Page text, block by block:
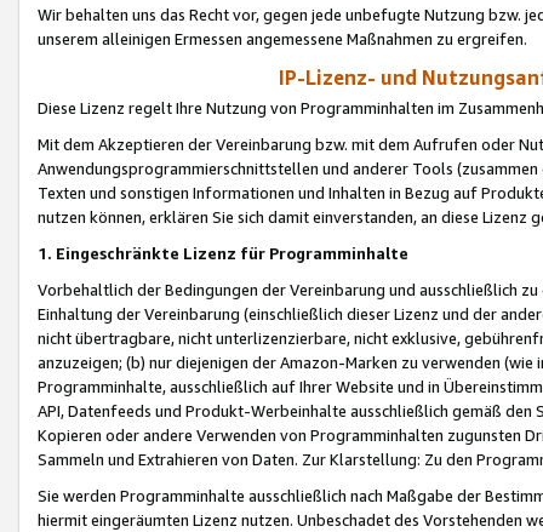
Wir behalten uns das Recht vor, gegen jede unbefugte Nutzung bzw.
unserem alleinigen Ermessen angemessene Maßnahmen zu ergreifen.
IP-Lizenz- und
Diese Lizenz regelt Ihre Nutzung von Programminhalten im
Mit dem Akzeptieren der Vereinbarung bzw. mit dem Aufrufen oder
Anwendungsprogrammierschnittstellen und anderer Tools (zusammen
Texten und sonstigen Informationen und Inhalten in Bezug auf
nutzen können, erklären Sie sich damit einverstanden, an diese Lizenz
1. Eingeschränkte Lizenz für Programminhalte
Vorbehaltlich der Bedingungen der Vereinbarung und ausschließlich
Einhaltung der Vereinbarung (einschließlich dieser Lizenz und der
nicht übertragbare, nicht unterlizenzierbare, nicht exklusive,
anzuzeigen; (b) nur diejenigen der Amazon-Marken zu verwenden
Programminhalte, ausschließlich auf Ihrer Website und in
API, Datenfeeds und Produkt-Werbeinhalte ausschließlich gemäß
Kopieren oder andere Verwenden von Programminhalten zugunsten
Sammeln und Extrahieren von Daten. Zur Klarstellung: Zu den
Sie werden Programminhalte ausschließlich nach Maßgabe der
hiermit eingeräumten Lizenz nutzen. Unbeschadet des Vorstehenden